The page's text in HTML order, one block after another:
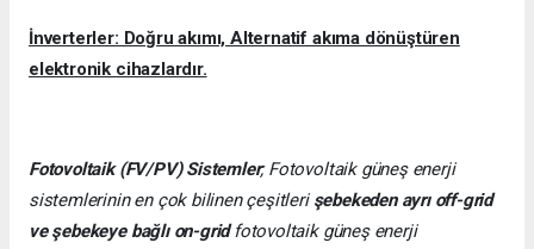
İnverterler: Doğru akımı, Alternatif akıma dönüştüren
elektronik cihazlardır.
Fotovoltaik (FV/PV) Sistemler; Fotovoltaik güneş enerji
sistemlerinin en çok bilinen çeşitleri şebekeden ayrı off-grid
ve şebekeye bağlı on-gridfotovoltaik güneş enerji